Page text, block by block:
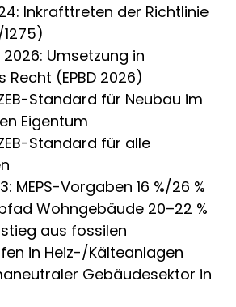
Inkrafttreten der Richtlinie
2026: Umsetzung in
Recht (EPBD 2026)
Standard für Neubau im
Eigentum
Standard für alle
MEPS-Vorgaben 16 %/26 %
Wohngebäude 20–22 %
aus fossilen
in Heiz-/Kälteanlagen
Gebäudesektor in